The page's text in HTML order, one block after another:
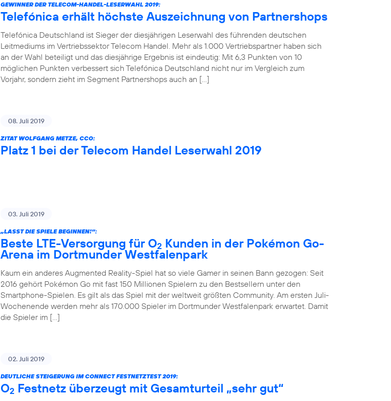
GEWINNER DER TELECOM-HANDEL-LESERWAHL 2019:
Telefónica erhält höchste Auszeichnung von Partnershops
Telefónica Deutschland ist Sieger der diesjährigen Leserwahl des führenden deutschen
Leitmediums im Vertriebssektor Telecom Handel. Mehr als 1.000 Vertriebspartner haben sich
an der Wahl beteiligt und das diesjährige Ergebnis ist eindeutig: Mit 6,3 Punkten von 10
möglichen Punkten verbessert sich Telefónica Deutschland nicht nur im Vergleich zum
Vorjahr, sondern zieht im Segment Partnershops auch an […]
08. Juli 2019
ZITAT WOLFGANG METZE, CCO:
Platz 1 bei der Telecom Handel Leserwahl 2019
03. Juli 2019
„LASST DIE SPIELE BEGINNEN!“:
Beste LTE-Versorgung für O2 Kunden in der Pokémon Go-
Arena im Dortmunder Westfalenpark
Kaum ein anderes Augmented Reality-Spiel hat so viele Gamer in seinen Bann gezogen: Seit
2016 gehört Pokémon Go mit fast 150 Millionen Spielern zu den Bestsellern unter den
Smartphone-Spielen. Es gilt als das Spiel mit der weltweit größten Community. Am ersten Juli-
Wochenende werden mehr als 170.000 Spieler im Dortmunder Westfalenpark erwartet. Damit
die Spieler im […]
02. Juli 2019
DEUTLICHE STEIGERUNG IM CONNECT FESTNETZTEST 2019:
O2 Festnetz überzeugt mit Gesamturteil „sehr gut“